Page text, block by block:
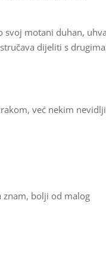
svoj motani duhan,
dijeliti s
već nekim
znam, bolji od malog